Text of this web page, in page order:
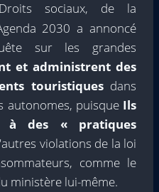
sociaux, de la
2030 a annoncé
sur les grandes
et administrent des
touristiquesdans
autonomes, puisque Ils
à des « pratiques
violations de la loi
comme le
ministère lui-même.